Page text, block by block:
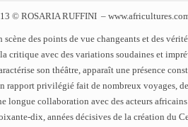
© ROSARIA RUFFINI –
scène des points de vue changeants et des
critique avec des variations soudaines et
son théâtre, apparaît une présence
rapport privilégié fait de nombreux voyages, de
longue collaboration avec des acteurs
dix, années décisives de la création du